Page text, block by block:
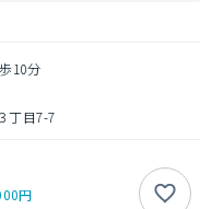
10分
丁目7-7
円